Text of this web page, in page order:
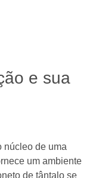
e sua
núcleo de uma
um ambiente
de tântalo se